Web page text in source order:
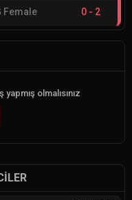
Female 0 - 2
olmalısınız